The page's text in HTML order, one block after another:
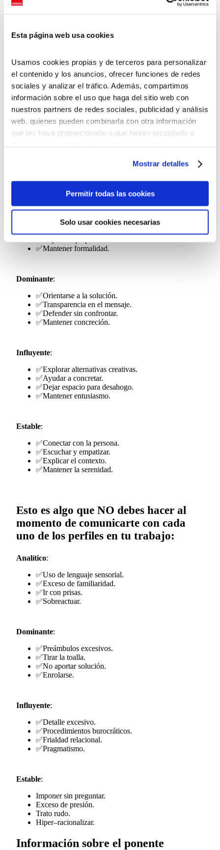
Esta página web usa cookies
Usamos cookies propias y de terceros para personalizar
el contenido y los anuncios, ofrecer funciones de redes
sociales y analizar el tráfico. Además, compartimos
información sobre el uso que haga del sitio web con
nuestros partners de redes sociales, publicidad y análisis
web, quienes pueden combinarla con otra información
que les haya proporcionado o que hayan recopilado a
“Permitir todas las cookies”, rechazarlas todas salvo las
estrictamente técnicas pulsando el botón “Solo usar
cookies necesarias” o seleccionar aquellas para las que
presta su consentimiento pulsando el botón “Permitir
Consulta nuestraPolítica de Cookies
momento en el botón que aparece en la esquina
Mostrar detalles
Permitir todas las cookies
Solo usar cookies necesarias
Dominante, Influyente y Estable
Mejorar la comunicación entre empleados.
Optimizar el
trabajo en equipo
Manejarconflictosde manera más efectiva.
Potenciarliderazgo y desarrollo de talento.
Adaptar laatención al cliente y ventas según cada
momento de comunicarte con cada
uno de los perfiles en tu trabajo:
Analítico:
✅Tomarse el tiempo necesario.
✅Mantener formalidad.
Dominante:
✅Orientarse a la solución.
✅Transparencia en el mensaje.
✅Defender sin confrontar.
✅Mantener concreción.
Influyente:
✅Explorar alternativas creativas.
✅Ayudar a concretar.
✅Dejar espacio para desahogo.
✅Mantener entusiasmo.
Estable:
✅Conectar con la persona.
✅Escuchar y empatizar.
✅Explicar el contexto.
✅Mantener la serenidad.
Esto es algo que NO debes hacer al
momento de comunicarte con cada
uno de los perfiles en tu trabajo:
Analítico:
✅Uso de lenguaje sensorial.
✅Exceso de familiaridad.
✅Ir con prisas.
✅Sobreactuar.
Dominante:
✅Preámbulos excesivos.
✅Tirar la toalla.
✅No aportar solución.
✅Enrolarse.
Influyente:
✅Detalle excesivo.
✅Procedimientos burocráticos.
✅Frialdad relacional.
✅Pragmatismo.
Estable:
Imponer sin preguntar.
Exceso de presión.
Trato rudo.
Hiper–racionalizar.
Información sobre el ponente